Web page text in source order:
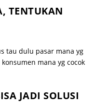
TENTUKAN
tau dulu pasar mana yg
mana yg cocok
JADI SOLUSI